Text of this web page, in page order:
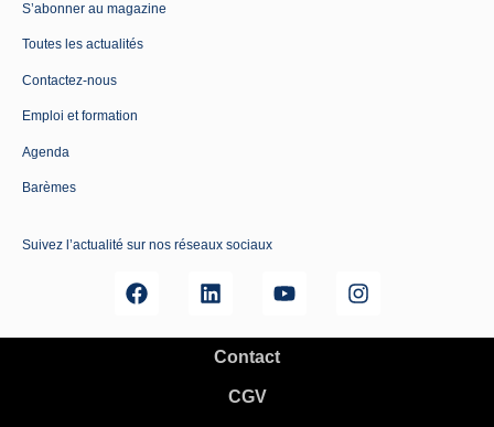
S’abonner au magazine
Toutes les actualités
Contactez-nous
Emploi et formation
Agenda
Barèmes
Suivez l’actualité sur nos réseaux sociaux
Contact
CGV